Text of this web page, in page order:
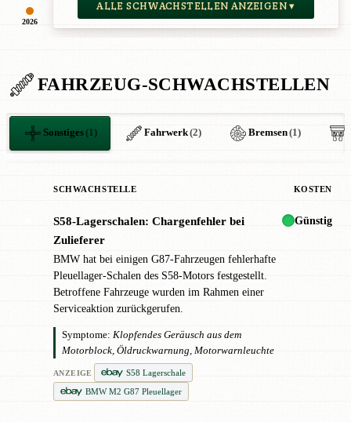
2026
ALLE SCHWACHSTELLEN ANZEIGEN ▾
FAHRZEUG-SCHWACHSTELLEN
Sonstiges(1) Fahrwerk(2) Bremsen(1)
SCHWACHSTELLE KOSTEN
S58-Lagerschalen: Chargenfehler bei
Zulieferer
BMW hat bei einigen G87-Fahrzeugen fehlerhafte
Pleuellager-Schalen des S58-Motors festgestellt.
Betroffene Fahrzeuge wurden im Rahmen einer
Serviceaktion zurückgerufen.
Symptome: Klopfendes Geräusch aus dem
Motorblock, Öldruckwarnung, Motorwarnleuchte
ANZEIGE
S58 Lagerschale
BMW M2 G87 Pleuellager
Günstig